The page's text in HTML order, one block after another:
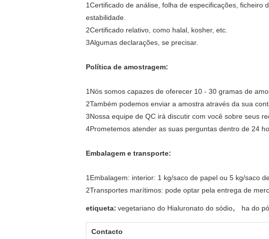
1Certificado de análise, folha de especificações,
estabilidade.
2Certificado relativo, como halal, kosher, etc.
3Algumas declarações, se precisar.
Política de amostragem:
1Nós somos capazes de oferecer 10 - 30 gramas de
2Também podemos enviar a amostra através da sua
3Nossa equipe de QC irá discutir com você sobre seus
4Prometemos atender as suas perguntas dentro de 24
Embalagem e transporte:
1Embalagem: interior: 1 kg/saco de papel ou 5 kg/saco
2Transportes marítimos: pode optar pela entrega de
etiqueta: vegetariano do Hialuronato do sódio, ha do pó
Contacto